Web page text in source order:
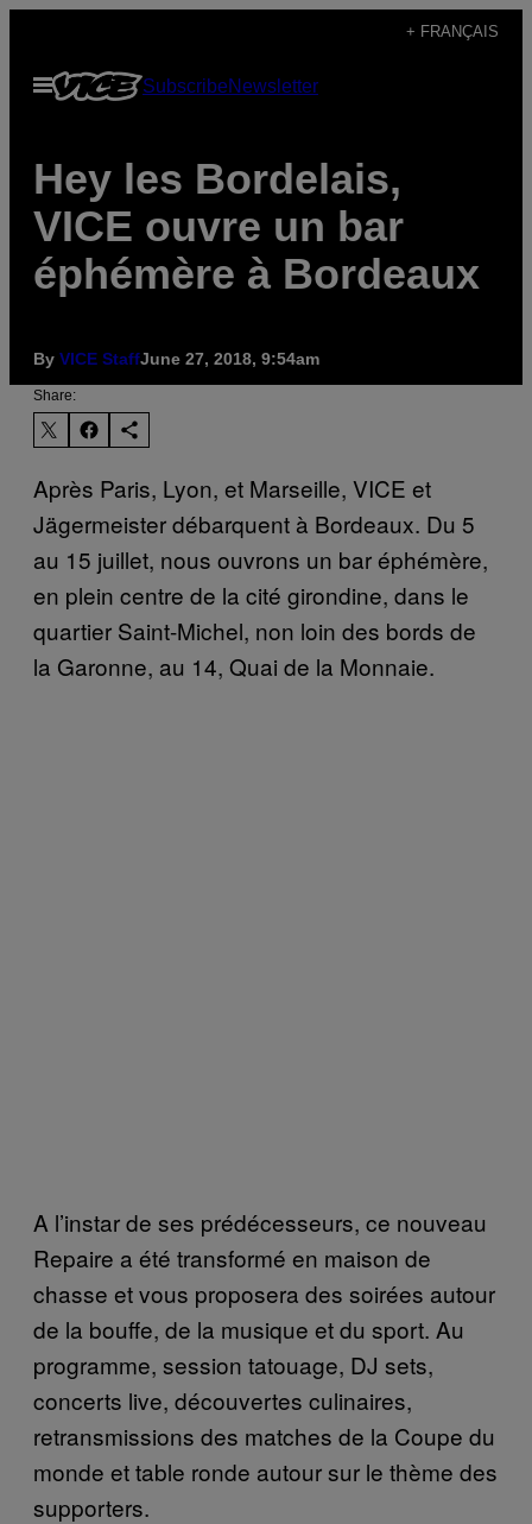
content
+ FRANÇAIS
Open
Menu
SubscribeNewsletter
Hey les Bordelais,
VICE ouvre un bar
éphémère à Bordeaux
By VICE StaffJune 27, 2018, 9:54am
Share:
Après Paris, Lyon, et Marseille, VICE et
Jägermeister débarquent à Bordeaux. Du 5
au 15 juillet, nous ouvrons un bar éphémère,
en plein centre de la cité girondine, dans le
quartier Saint-Michel, non loin des bords de
la Garonne, au 14, Quai de la Monnaie.
A l’instar de ses prédécesseurs, ce nouveau
Repaire a été transformé en maison de
chasse et vous proposera des soirées autour
de la bouffe, de la musique et du sport. Au
programme, session tatouage, DJ sets,
concerts live, découvertes culinaires,
retransmissions des matches de la Coupe du
monde et table ronde autour sur le thème des
supporters.